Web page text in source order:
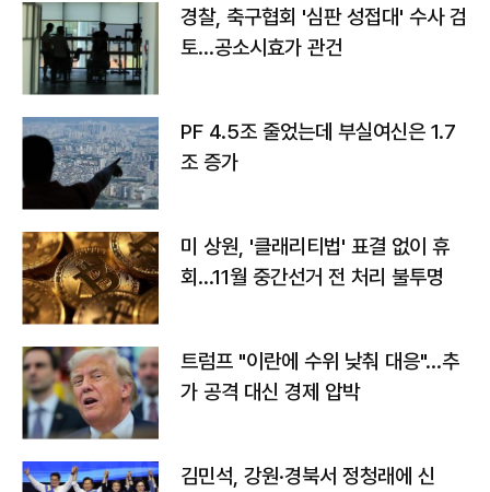
경찰, 축구협회 '심판 성접대' 수사 검
토…공소시효가 관건
PF 4.5조 줄었는데 부실여신은 1.7
조 증가
미 상원, '클래리티법' 표결 없이 휴
회…11월 중간선거 전 처리 불투명
트럼프 "이란에 수위 낮춰 대응"…추
가 공격 대신 경제 압박
김민석, 강원·경북서 정청래에 신